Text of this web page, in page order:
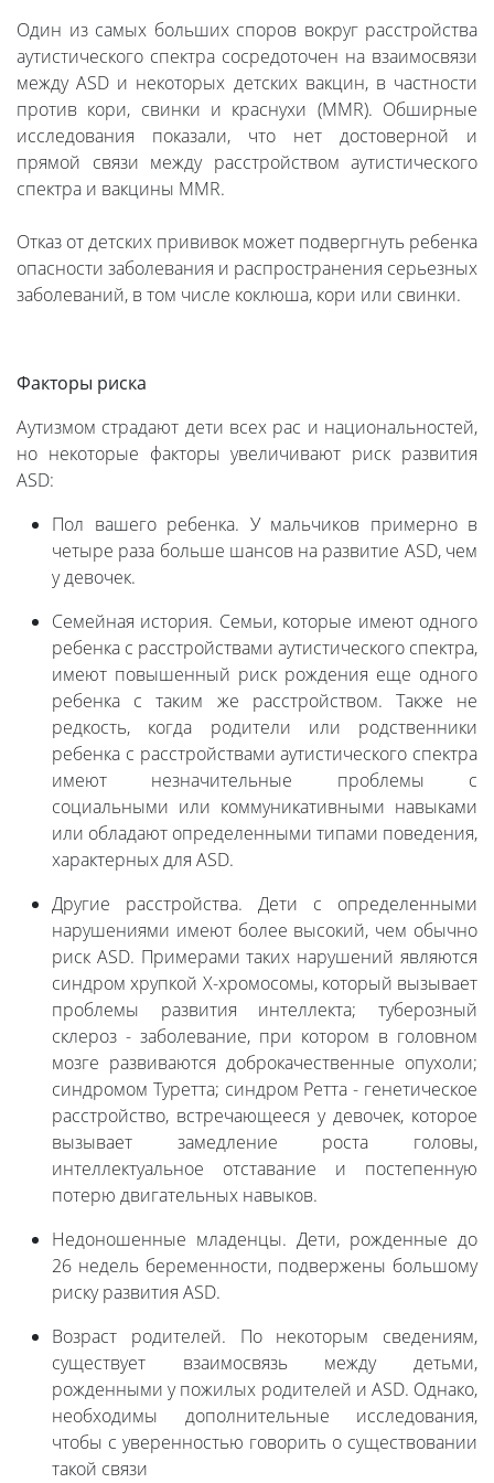
Один из самых больших споров вокруг расстройства
аутистического спектра сосредоточен на взаимосвязи
между ASD и некоторых детских вакцин, в частности
против кори, свинки и краснухи (MMR). Обширные
исследования показали, что нет достоверной и
прямой связи между расстройством аутистического
спектра и вакцины MMR.
Отказ от детских прививок может подвергнуть ребенка
опасности заболевания и распространения серьезных
заболеваний, в том числе коклюша, кори или свинки.
Факторы риска
Аутизмом страдают дети всех рас и национальностей,
но некоторые факторы увеличивают риск развития
ASD:
Пол вашего ребенка. У мальчиков примерно в
четыре раза больше шансов на развитие ASD, чем
у девочек.
Семейная история. Семьи, которые имеют одного
ребенка с расстройствами аутистического спектра,
имеют повышенный риск рождения еще одного
ребенка с таким же расстройством. Также не
редкость, когда родители или родственники
ребенка с расстройствами аутистического спектра
имеют незначительные проблемы с
социальными или коммуникативными навыками
или обладают определенными типами поведения,
характерных для ASD.
Другие расстройства. Дети с определенными
нарушениями имеют более высокий, чем обычно
риск ASD. Примерами таких нарушений являются
синдром хрупкой X-хромосомы, который вызывает
проблемы развития интеллекта; туберозный
склероз - заболевание, при котором в головном
мозге развиваются доброкачественные опухоли;
синдромом Туретта; синдром Ретта - генетическое
расстройство, встречающееся у девочек, которое
вызывает замедление роста головы,
интеллектуальное отставание и постепенную
потерю двигательных навыков.
Недоношенные младенцы. Дети, рожденные до
26 недель беременности, подвержены большому
риску развития ASD.
Возраст родителей. По некоторым сведениям,
существует взаимосвязь между детьми,
рожденными у пожилых родителей и ASD. Однако,
необходимы дополнительные исследования,
чтобы с уверенностью говорить о существовании
такой связи